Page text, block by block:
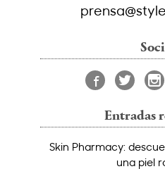
Entradas
Skin Pharmacy:
una piel